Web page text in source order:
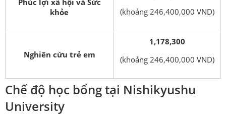
Phúc lợi xã hội và Sức
khỏe
(khoảng 246,400,000 VND)
Nghiên cứu trẻ em
1,178,300
(khoảng 246,400,000 VND)
Chế độ học bổng tại Nishikyushu
University